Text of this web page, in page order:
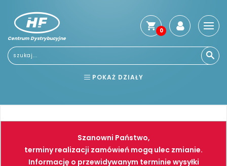
Centrum Dystrybucyjne
0
POKAŻ DZIAŁY
NARZĘDZIA SPAWALNICTWO
FARBY PNEUMATYKA
Szanowni Państwo,
terminy realizacji zamówień mogą ulec zmianie.
Informację o przewidywanym terminie wysyłki